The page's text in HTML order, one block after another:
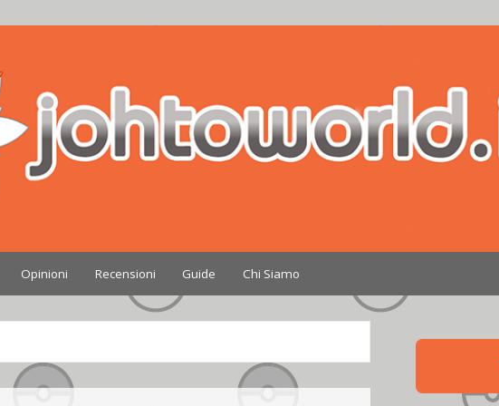
Opinioni Recensioni Guide Chi Siamo